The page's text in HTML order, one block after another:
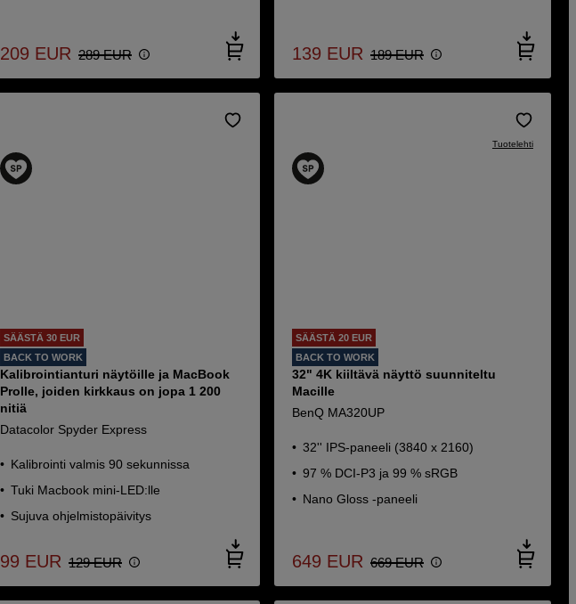
209 EUR 289 EUR 139 EUR 189 EUR
SÄÄSTÄ 30 EUR
BACK TO WORK
Kalibrointianturi näytöille ja MacBook
Prolle, joiden kirkkaus on jopa 1 200
nitiä
Datacolor Spyder Express
Kalibrointi valmis 90 sekunnissa
Tuki Macbook mini-LED:lle
Sujuva ohjelmistopäivitys
99 EUR 129 EUR
Tuotelehti
SÄÄSTÄ 20 EUR
BACK TO WORK
32" 4K kiiltävä näyttö suunniteltu
Macille
BenQ MA320UP
32'' IPS-paneeli (3840 x 2160)
97 % DCI-P3 ja 99 % sRGB
Nano Gloss -paneeli
649 EUR 669 EUR